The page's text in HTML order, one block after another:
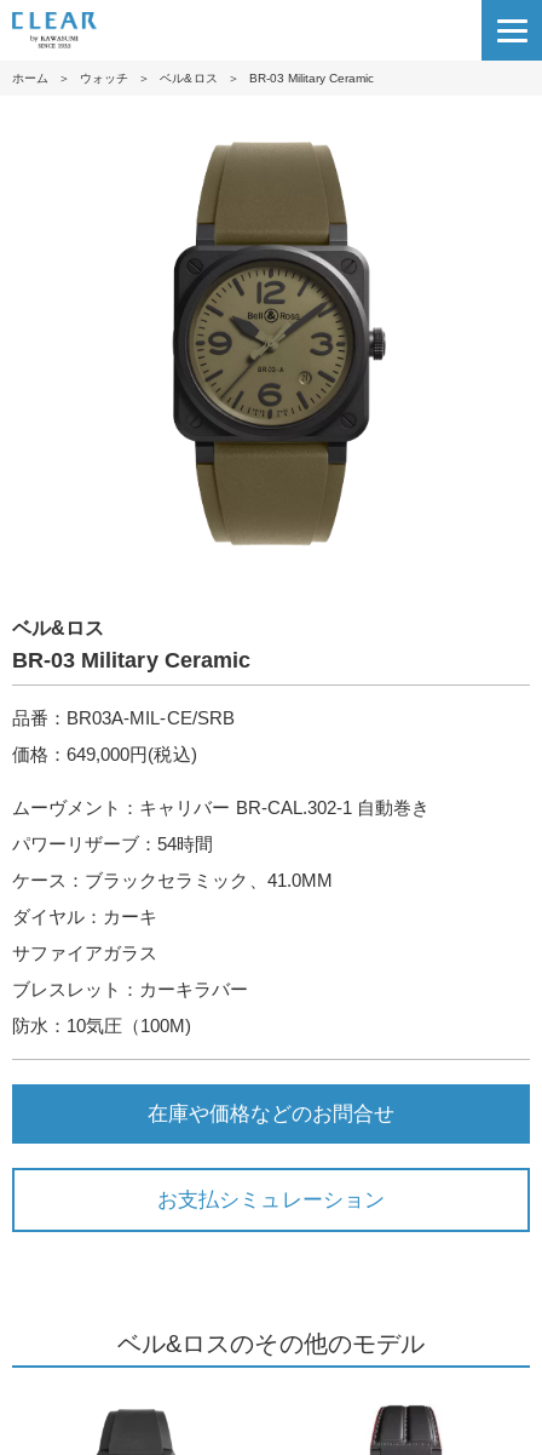
ホーム ＞ ウォッチ ＞ ベル&ロス ＞ BR-03 Military Ceramic
ベル&ロス
BR-03 Military Ceramic
品番：BR03A-MIL-CE/SRB
価格：649,000円(税込)
ムーヴメント：キャリバー BR-CAL.302-1 自動巻き
パワーリザーブ：54時間
ケース：ブラックセラミック、41.0MM
ダイヤル：カーキ
サファイアガラス
ブレスレット：カーキラバー
防水：10気圧（100M)
在庫や価格などのお問合せ
お支払シミュレーション
ベル&ロスのその他のモデル